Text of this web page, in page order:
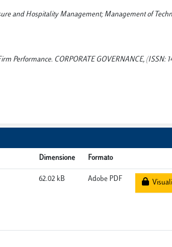
and Hospitality Management; Management of
Performance. CORPORATE GOVERNANCE, (ISSN:
Dimensione Formato
62.02 kB Adobe PDF